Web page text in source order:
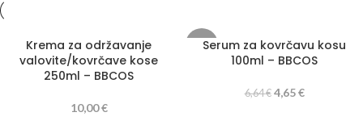
Krema za održavanje
valovite/kovrčave kose
250ml – BBCOS
10,00€
-30%Serum za kovrčavu kosu
100ml – BBCOS
6,64€ 4,65€